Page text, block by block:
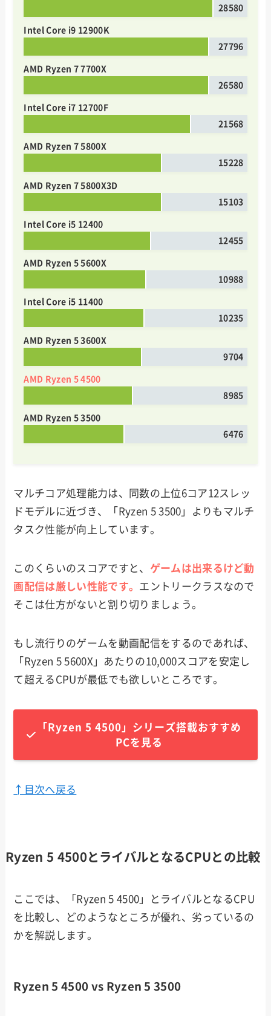
28580
Intel Core i9 12900K
27796
AMD Ryzen 7 7700X
26580
Intel Core i7 12700F
21568
AMD Ryzen 7 5800X
15228
AMD Ryzen 7 5800X3D
15103
Intel Core i5 12400
12455
AMD Ryzen 5 5600X
10988
Intel Core i5 11400
10235
AMD Ryzen 5 3600X
9704
AMD Ryzen 5 4500
8985
AMD Ryzen 5 3500
6476
マルチコア処理能力は、同数の上位6コア12スレッ
ドモデルに近づき、「Ryzen 5 3500」よりもマルチ
タスク性能が向上しています。
このくらいのスコアですと、 ゲームは出来るけど動
画配信は厳しい性能です。
エントリークラスなので
そこは仕方がないと割り切りましょう。
もし流行りのゲームを動画配信をするのであれば、
「Ryzen 5 5600X」あたりの10,000スコアを安定し
て超えるCPUが最低でも欲しいところです。
「Ryzen 5 4500」シリーズ搭載おすすめ
PCを見る
↑目次へ戻る
Ryzen 5 4500とライバルとなるCPUとの比較
ここでは、「Ryzen 5 4500」とライバルとなるCPU
を比較し、どのようなところが優れ、劣っているの
かを解説します。
Ryzen 5 4500 vs Ryzen 5 3500